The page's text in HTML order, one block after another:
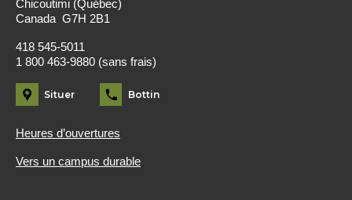
Chicoutimi (Québec)
Canada G7H 2B1
418 545-5011
1 800 463-9880 (sans frais)
Situer Bottin
Heures d’ouvertures
Vers un campus durable